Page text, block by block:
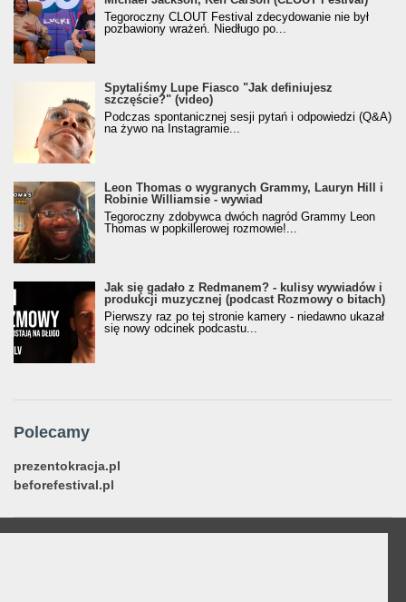
Tegoroczny CLOUT Festival zdecydowanie nie był
pozbawiony wrażeń. Niedługo po...
Spytaliśmy Lupe Fiasco "Jak definiujesz
szczęście?" (video)
Podczas spontanicznej sesji pytań i odpowiedzi (Q&A)
na żywo na Instagramie...
Leon Thomas o wygranych Grammy, Lauryn Hill i
Robinie Williamsie - wywiad
Tegoroczny zdobywca dwóch nagród Grammy Leon
Thomas w popkillerowej rozmowie!...
Jak się gadało z Redmanem? - kulisy wywiadów i
produkcji muzycznej (podcast Rozmowy o bitach)
Pierwszy raz po tej stronie kamery - niedawno ukazał
się nowy odcinek podcastu...
Polecamy
prezentokracja.pl
beforefestival.pl